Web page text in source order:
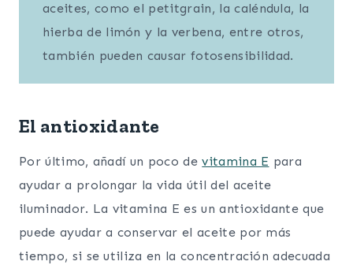
aceites, como el petitgrain, la caléndula, la
hierba de limón y la verbena, entre otros,
también pueden causar fotosensibilidad.
El antioxidante
Por último, añadí un poco devitamina E para
ayudar a prolongar la vida útil del aceite
iluminador. La vitamina E es un antioxidante que
puede ayudar a conservar el aceite por más
tiempo, si se utiliza en la concentración adecuada